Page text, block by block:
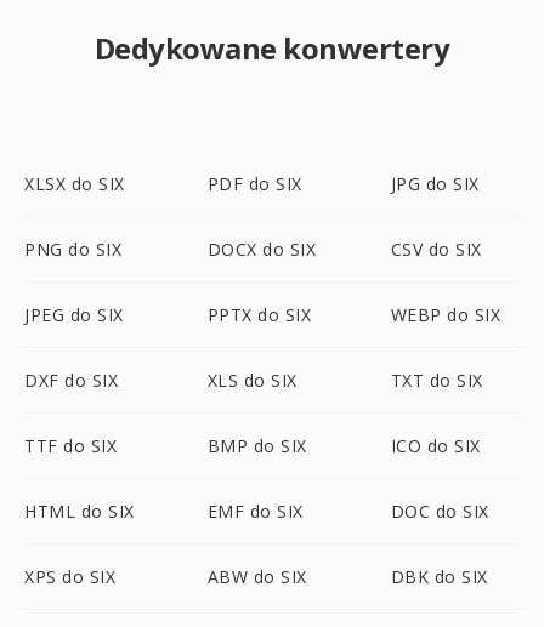
Dedykowane konwertery
XLSX do SIX PDF do SIX JPG do SIX
PNG do SIX DOCX do SIX CSV do SIX
JPEG do SIX PPTX do SIX WEBP do SIX
DXF do SIX XLS do SIX TXT do SIX
TTF do SIX BMP do SIX ICO do SIX
HTML do SIX EMF do SIX DOC do SIX
XPS do SIX ABW do SIX DBK do SIX